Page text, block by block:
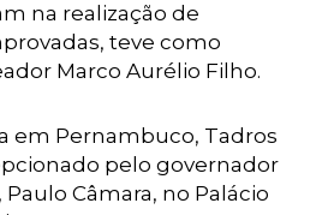
na realização de
teve como
Marco Aurélio Filho.
em Pernambuco, Tadros
pelo governador
Câmara, no Palácio